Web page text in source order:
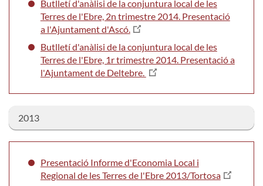
Butlletí d'anàlisi de la conjuntura local de les
Terres de l'Ebre, 2n trimestre 2014. Presentació
a l'Ajuntament d'Ascó.
Butlletí d'anàlisi de la conjuntura local de les
Terres de l'Ebre, 1r trimestre 2014. Presentació a
l'Ajuntament de Deltebre.
2013
Presentació Informe d'Economia Local i
Regional de les Terres de l'Ebre 2013/Tortosa